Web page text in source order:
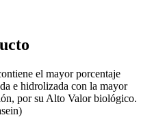
el mayor porcentaje
e hidrolizada con la mayor
por su Alto Valor biológico.